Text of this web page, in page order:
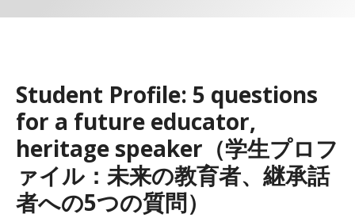
Student Profile: 5 questions
for a future educator,
heritage speaker（学生プロフ
ァイル：未来の教育者、継承話
者への5つの質問）